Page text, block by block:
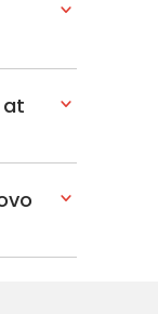
at